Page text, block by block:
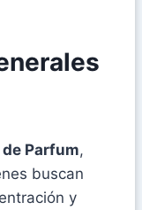
de Parfum,
buscan
y